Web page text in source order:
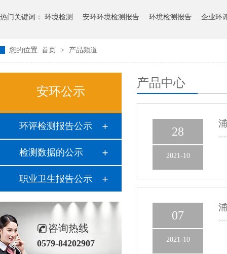
热门关键词： 环境检测 安环环境检测报告 环境检测报告 企业环
您的位置: 首页 > 产品频道
安环公示
环评检测报告公示
检测数据的公示
职业卫生报告公示
咨询热线
0579-84202907
产品中心
28
2021-10
07
2021-10